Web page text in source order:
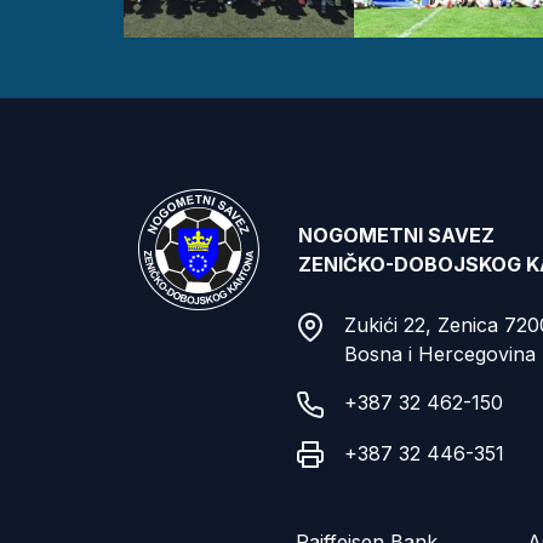
NOGOMETNI SAVEZ
ZENIČKO-DOBOJSKOG
Zukići 22, Zenica
Bosna i Hercegovina
+387 32 462-150
+387 32 446-351